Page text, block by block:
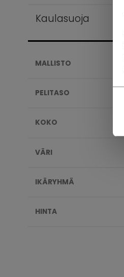
Kaulasuoja
MALLISTO
PELITASO
KOKO
VÄRI
IKÄRYHMÄ
HINTA